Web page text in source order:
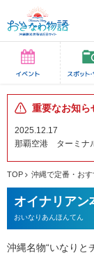
重要なお知ら
2025.12.17
那覇空港 ターミナ
TOP 沖縄で定番・お
オイナリアン
おいなりあんほんてん
沖縄名物“いなりと